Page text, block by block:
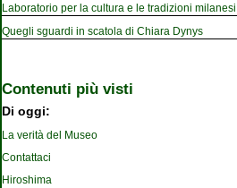
Laboratorio per la cultura e le tradizioni
Quegli sguardi in scatola di Chiara Dynys
Contenuti più visti
Di oggi:
La verità del Museo
Contattaci
Hiroshima